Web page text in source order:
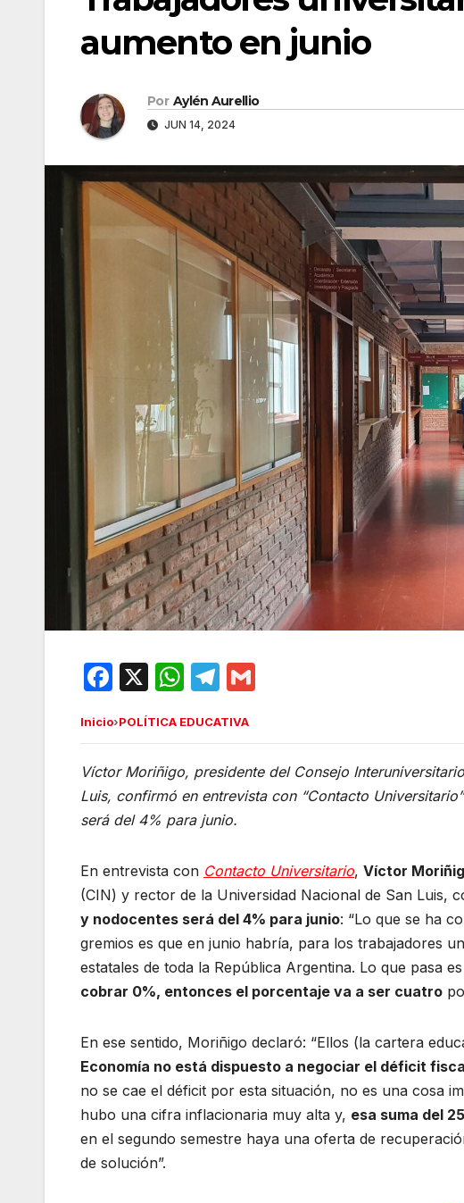
aumento en junio
Por Aylén Aurellio
JUN 14, 2024
F
c
e
b
o
k
X
W
at
s
A
p
T
e
gr
a
m
ail
Inicio›POLÍTICA EDUCATIVA
Víctor Moriñigo, presidente del Consejo
Luis, confirmó en entrevista con “Contacto
será del 4% para junio.
En entrevista con Contacto Universitario, Víctor
(CIN) y rector de la Universidad Nacional de San Luis,
y nodocentes será del 4% para junio: “Lo que se ha
gremios es que en junio habría, para los trabajadores
estatales de toda la República Argentina. Lo que pasa
cobrar 0%, entonces el porcentaje va a ser cuatro
En ese sentido, Moriñigo declaró: “Ellos (la cartera
Economía no está dispuesto a negociar el déficit
no se cae el déficit por esta situación, no es una cosa
hubo una cifra inflacionaria muy alta y, esa suma del
en el segundo semestre haya una oferta de
de solución”.